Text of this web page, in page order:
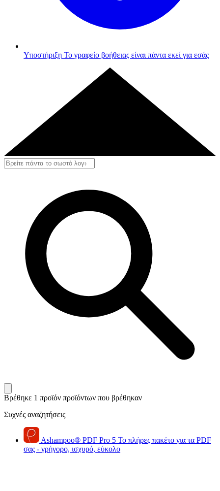
Υποστήριξη Το γραφείο βοήθειας είναι πάντα εκεί για εσάς
Βρέθηκε 1 προϊόν προϊόντων που βρέθηκαν
Συχνές αναζητήσεις
Ashampoo® PDF Pro 5 Το πλήρες πακέτο για τα PDF
σας - γρήγορο, ισχυρό, εύκολο